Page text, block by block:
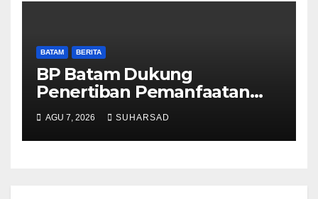
BATAM BERITA
BP Batam Dukung
Penertiban Pemanfaatan
Ruang Laut Sesuai
Ketentuan Peraturan
Perundang-undangan
AGU 7, 2026 SUHARSAD